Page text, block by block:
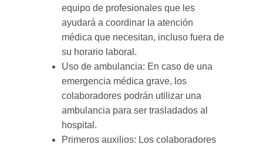
equipo de profesionales que les
ayudará a coordinar la atención
médica que necesitan, incluso fuera de
su horario laboral.
Uso de ambulancia: En caso de una
emergencia médica grave, los
colaboradores podrán utilizar una
ambulancia para ser trasladados al
hospital.
Primeros auxilios: Los colaboradores